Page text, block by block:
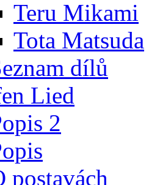
Teru Mikami
Tota Matsuda
dílů
Lied
2
postavách